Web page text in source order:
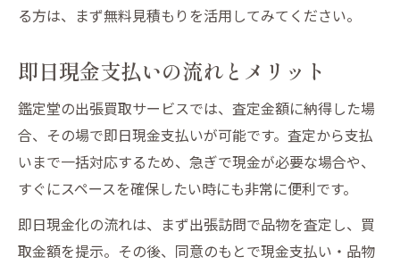
る方は、まず無料見積もりを活用してみてください。
即日現金支払いの流れとメリット
鑑定堂の出張買取サービスでは、査定金額に納得した場
合、その場で即日現金支払いが可能です。査定から支払
いまで一括対応するため、急ぎで現金が必要な場合や、
すぐにスペースを確保したい時にも非常に便利です。
即日現金化の流れは、まず出張訪問で品物を査定し、買
取金額を提示。その後、同意のもとで現金支払い・品物